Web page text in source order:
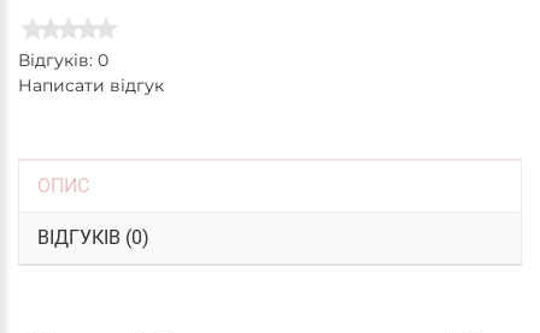
Відгуків: 0
Написати відгук
ОПИС
ВІДГУКІВ (0)